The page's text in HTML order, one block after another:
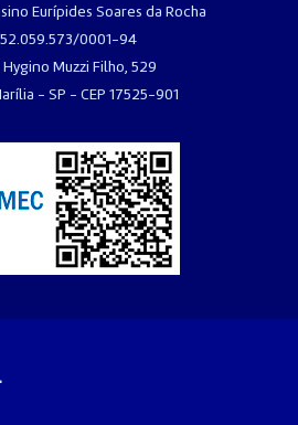
Eurípides Soares da Rocha
52.059.573/0001-94
Muzzi Filho, 529
- SP - CEP 17525-901